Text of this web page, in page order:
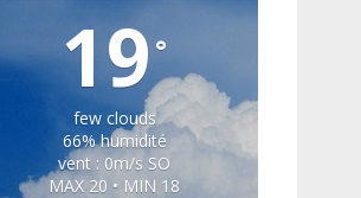
19°
few clouds
66% humidité
vent : 0m/s SO
MAX 20 • MIN 18